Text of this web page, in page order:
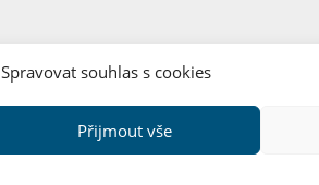
Spravovat souhlas s cookies
Přijmout vše